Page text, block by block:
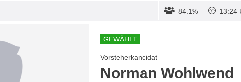
84.1% 13:24
GEWÄHLT
Vorsteherkandidat
Norman Wohlwend